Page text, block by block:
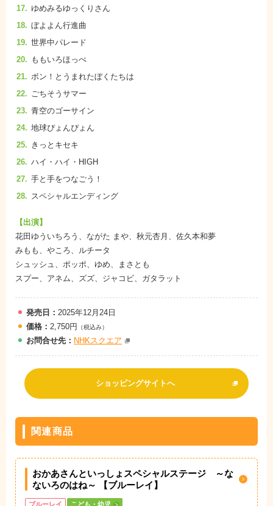
ゆめみるゆっくりさん
ぼよよん行進曲
世界中パレード
ももいろほっぺ
ボン！とうまれたぼくたちは
ごちそうサマー
青空のゴーサイン
地球ぴょんぴょん
きっとキセキ
ハイ・ハイ・HIGH
手と手をつなごう！
スペシャルエンディング
【出演】
花田ゆういちろう、ながた まや、秋元杏月、佐久本和夢
みもも、やころ、ルチータ
シュッシュ、ポッポ、ゆめ、まさとも
スプー、アネム、ズズ、ジャコビ、ガタラット
発売日： 2025年12月24日
価格： 2,750円 （税込み）
お問合せ先： NHKスクエア
ショッピングサイトへ
関連商品
おかあさんといっしょスペシャルステージ ～な
ないろのはね～ 【ブルーレイ】
ブルーレイ こども・幼児